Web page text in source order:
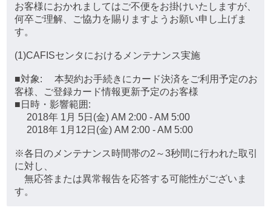
お客様におかれましてはご不便をお掛けいたしますが、
何卒ご理解、ご協力を賜りますようお願い申し上げま
す。
(1)CAFISセンタにおけるメンテナンス実施
■対象: 本契約お手続きにカード決済をご利用予定のお
客様、ご登録カード情報更新予定のお客様
■日時・影響範囲:
2018年 1月 5日(金) AM 2:00 - AM 5:00
2018年 1月12日(金) AM 2:00 - AM 5:00
※各日のメンテナンス時間帯の2～3秒間に行われた取引
に対し、
無応答または異常報告を応答する可能性がございま
す。